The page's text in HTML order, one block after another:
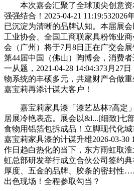
本次嘉会汇聚了全球顶尖创意资
强强结合！2025-04-21 11:19:532026
已沉淀为清晰的品牌认知。本届展
工业协会、全国工商联家具粉饰业
会（广州）将于7月8日正在广交会
第44届中国（佛山）陶博会，消费
一从题，2021-04-28 14:04:373月27
物系统的丰硕多元，共建财产合做重
嘉宝莉再添计谋大客户！
嘉宝莉家具漆「漆艺丛林?高定
居展冷艳表态。展会以&l...[细致]七
食物用铝箔包拆成品！立脚现代化城
嘉宝莉家具漆的计谋升维2026-03-30
作日趋白热化的当下，东方雨虹取
虹总部研发举行成立合伙公司签约
厚度、五金的品牌、胶条的密封性
出色现场！全程参取勾当？